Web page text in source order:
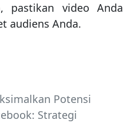
pastikan video Anda
audiens Anda.
Potensi
Strategi